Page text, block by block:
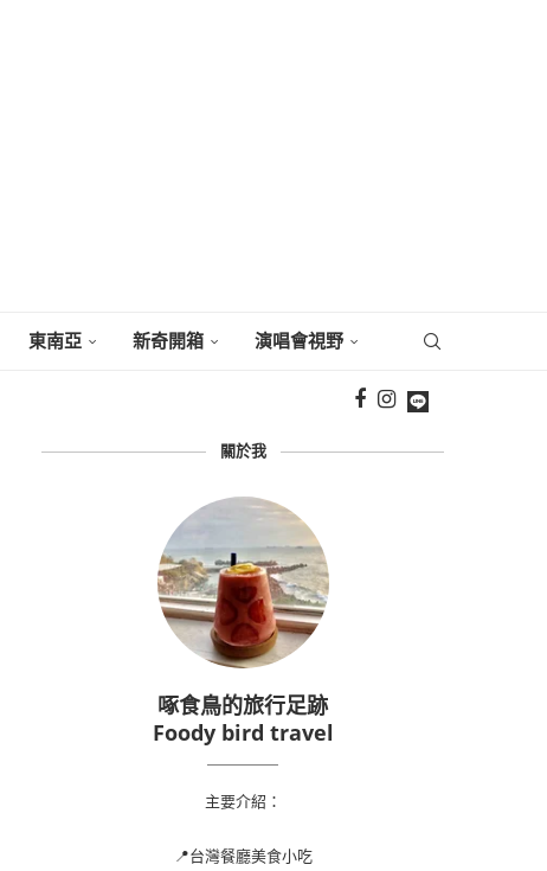
東南亞 新奇開箱 演唱會視野
關於我
啄食鳥的旅行足跡
Foody bird travel
主要介紹：
📍台灣餐廳美食小吃